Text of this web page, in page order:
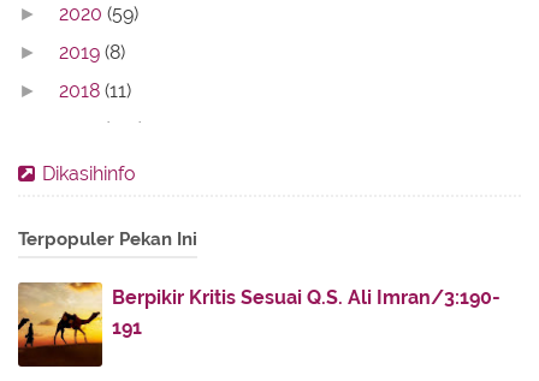
► 2020 (59)
► 2019 (8)
► 2018 (11)
(142)
► 2016(11)
► 2012(86)
▼ 2011
► November
Dikasihinfo
Terpopuler Pekan Ini
Berpikir Kritis Sesuai Q.S. Ali Imran/3:190-
191